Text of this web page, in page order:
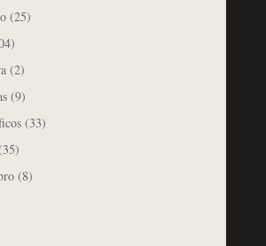
(25)
(2)
(9)
(33)
(8)